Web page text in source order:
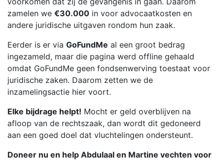
zamelen we €30.000 in voor advocaatkosten en
andere juridische uitgaven rondom hun zaak.
Eerder is er via GoFundMe al een groot bedrag
ingezameld, maar die pagina werd offline gehaald
omdat GoFundMe geen fondsenwerving toestaat voor
juridische zaken. Daarom zetten we de
inzamelingsactie hier voort.
Elke bijdrage helpt! Mocht er geld overblijven na
afloop van de rechtszaak, dan wordt dit gedoneerd
aan een goed doel dat vluchtelingen ondersteunt.
Doneer nu en help Abdulaal en Martine vechten voor